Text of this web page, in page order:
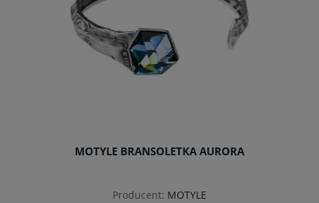
MOTYLE BRANSOLETKA AURORA
Producent: MOTYLE